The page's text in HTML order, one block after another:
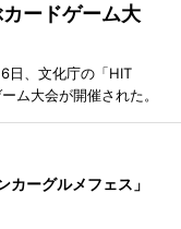
ードゲーム大
日、文化庁の「HIT
ム大会が開催された。
カーグルメフェス」